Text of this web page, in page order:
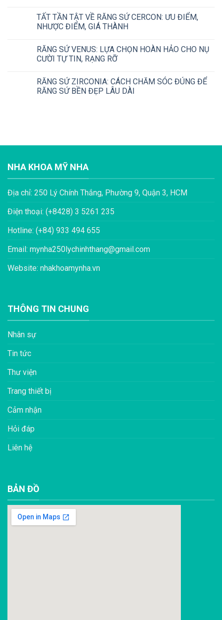
TẤT TẦN TẬT VỀ RĂNG SỨ CERCON: ƯU ĐIỂM,
NHƯỢC ĐIỂM, GIÁ THÀNH
RĂNG SỨ VENUS: LỰA CHỌN HOÀN HẢO CHO NỤ
CƯỜI TỰ TIN, RẠNG RỠ
RĂNG SỨ ZIRCONIA: CÁCH CHĂM SÓC ĐÚNG ĐỂ
RĂNG SỨ BỀN ĐẸP LÂU DÀI
NHA KHOA MỸ NHA
Địa chỉ: 250 Lý Chính Thắng, Phường 9, Quận 3, HCM
Điện thoại: (+8428) 3 5261 235
Hotline: (+84) 933 494 655
Email: mynha250lychinhthang@gmail.com
Website: nhakhoamynha.vn
THÔNG TIN CHUNG
Nhân sự
Tin tức
Thư viện
Trang thiết bị
Cảm nhận
Hỏi đáp
Liên hệ
BẢN ĐỒ